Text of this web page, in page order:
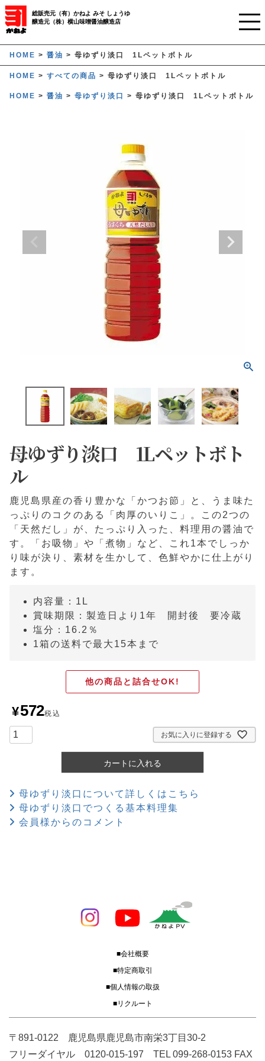
総販売元（有）かねよ みそ しょうゆ
醸造元（株）横山味噌醤油醸造店
ホーム
ご利用ガイド
業務用窓口
オンラインストア
マイページ
HOME 醤油 母ゆずり淡口 1Lペットボトル
HOME すべての商品 母ゆずり淡口 1Lペットボトル
HOME 醤油 母ゆずり淡口 母ゆずり淡口 1Lペットボトル
母ゆずり淡口 1Lペットボト
ル
鹿児島県産の香り豊かな「かつお節」と、うま味た
っぷりのコクのある「肉厚のいりこ」。この2つの
「天然だし」が、たっぷり入った、料理用の醤油で
す。「お吸物」や「煮物」など、これ1本でしっか
り味が決り、素材を生かして、色鮮やかに仕上がり
ます。
内容量：1L
賞味期限：製造日より1年 開封後 要冷蔵
塩分：16.2％
1箱の送料で最大15本まで
他の商品と詰合せOK!
¥572税込
お気に入りに登録する
カートに入れる
母ゆずり淡口について詳しくはこちら
母ゆずり淡口でつくる基本料理集
会員様からのコメント
■会社概要
■特定商取引
■個人情報の取扱
■リクルート
〒891-0122 鹿児島県鹿児島市南栄3丁目30-2
フリーダイヤル 0120-015-197 TEL 099-268-0153 FAX